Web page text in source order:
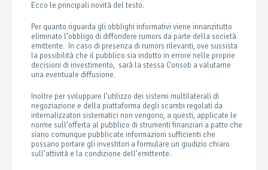
Ecco le principali novità del testo.
Per quanto riguarda gli obblighi informativi viene innanzitutto
eliminato l’obbligo di diffondere rumors da parte della società
emittente. In caso di presenza di rumors rilevanti, ove sussista
la possibilità che il pubblico sia indotto in errore nelle proprie
decisioni di investimento, sarà la stessa Consob a valutarne
una eventuale diffusione.
Inoltre per sviluppare l’utilizzo dei sistemi multilaterali di
negoziazione e della piattaforma degli scambi regolati da
internalizzatori sistematici non vengono, a questi, applicate le
norme sull’offerta al pubblico di strumenti finanziari a patto che
siano comunque pubblicate informazioni sufficienti che
possano portare gli investitori a formulare un giudizio chiaro
sull’attività e la condizione dell’emittente.